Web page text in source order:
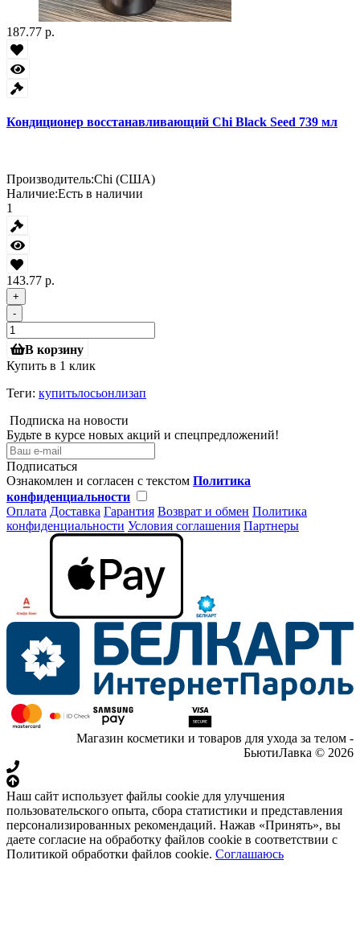
187.77 р.
Кондиционер восстанавливающий Chi Black Seed 739 мл
Производитель:Chi (США)
Наличие:Есть в наличии
1
143.77 р.
+
-
В корзину
Купить в 1 клик
Теги: купитьлосьонлизап
Подписка на новости
Будьте в курсе новых акций и спецпредложений!
Подписаться
Ознакомлен и согласен с текстом Политика
конфиденциальности
Оплата Доставка Гарантия Возврат и обмен Политика
конфиденциальности Условия соглашения Партнеры
Магазин косметики и товаров для ухода за телом -
БьютиЛавка © 2026
Наш сайт использует файлы cookie для улучшения
пользовательского опыта, сбора статистики и представления
персонализированных рекомендаций. Нажав «Принять», вы
даете согласие на обработку файлов cookie в соответствии с
Политикой обработки файлов cookie. Соглашаюсь